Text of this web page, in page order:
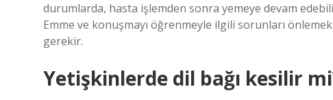
durumlarda, hasta işlemden sonra yemeye devam
Emme ve konuşmayı öğrenmeyle ilgili sorunları
gerekir.
Yetişkinlerde dil bağı kesilir